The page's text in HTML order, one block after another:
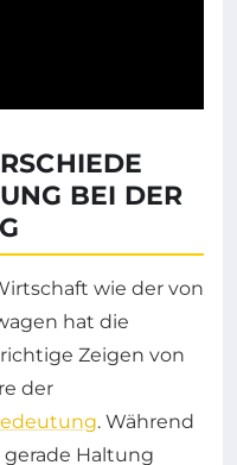
BEI DER
wie der von
hat die
Zeigen von
der
. Während
Haltung